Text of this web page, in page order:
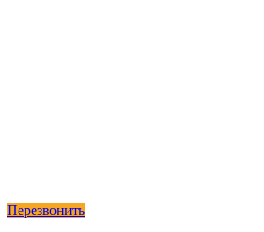
Перезвонить